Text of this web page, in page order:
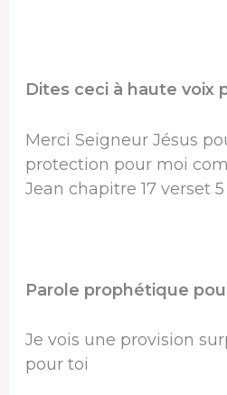
Dites ceci à haute voix
Merci Seigneur Jésus
protection pour moi
Jean chapitre 17 verset 5
Parole prophétique
Je vois une provision
pour toi